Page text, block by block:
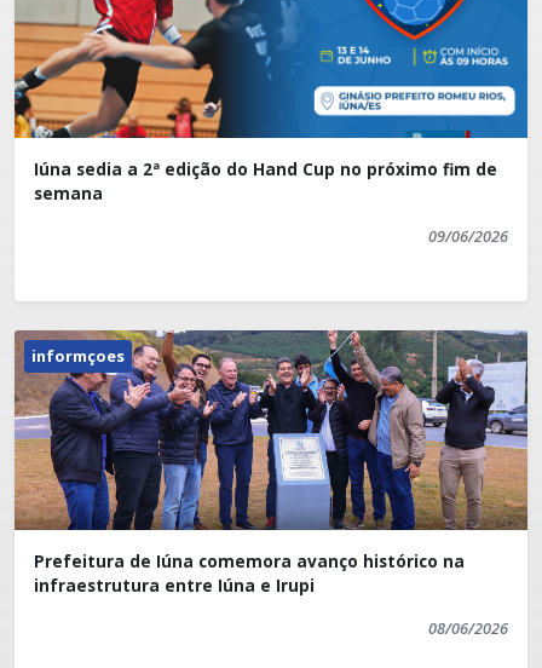
Iúna sedia a 2ª edição do Hand Cup no próximo fim de
semana
09/06/2026
informçoes
Prefeitura de Iúna comemora avanço histórico na
infraestrutura entre Iúna e Irupi
08/06/2026